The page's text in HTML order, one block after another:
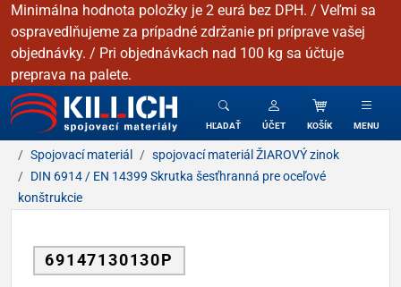
Minimálna hodnota položky je 2 eurá bez DPH. / Veľmi sa
ospravedlňujeme za prípadné zdržanie pri príprave vašej
objednávky. / Pri objednávkach nad 100 kg sa účtuje
preprava na palete.
KILLICH - Spojovacie materiály
HĽADAŤ ÚČET KOŠÍK MENU
Spojovací materiál
spojovací materiál ŽIAROVÝ zinok
DIN 6914 / EN 14399 Skrutka šesťhranná pre oceľové
konštrukcie
69147130130P